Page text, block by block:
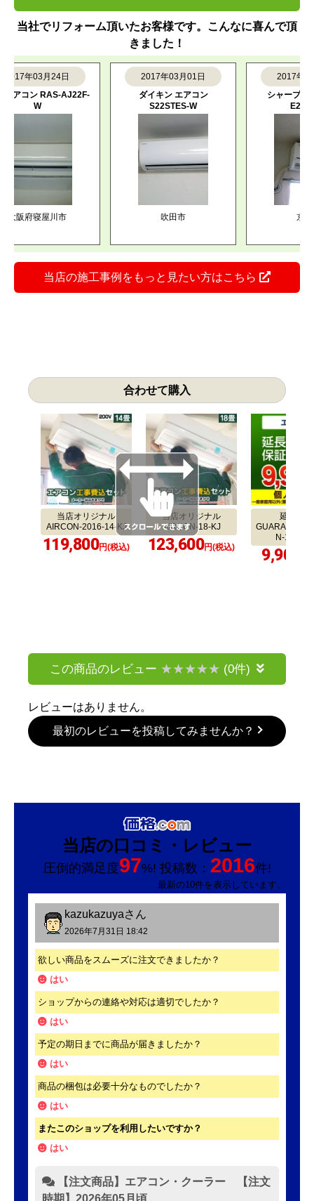
当社でリフォーム頂いたお客様です。こんなに喜んで頂
きました！
年03月24日
コン RAS-AJ22F-
府寝屋川市
2017年03月01日
ダイキン エアコン
S22STES-W
吹田市
2017年02月
シャープ エアコ
E22DH-W
京都市
当店の施工事例をもっと見たい方はこちら
合わせて購入
当店オリジナル
AIRCON-2016-14-KJ
119,800円(税込)
当店オリジナル
AIRCON-18-KJ
123,600円(税込)
延長保証
GUARANTEE-
N-
9,900
この商品のレビュー (0件)
レビューはありません。
最初のレビューを投稿してみませんか？
当店の口コミ・レビュー
圧倒的満足度97%! 投稿数： 2016件!
最新の10件を表示しています。
kazukazuyaさん
2026年7月31日 18:42
欲しい商品をスムーズに注文できましたか？
はい
ショップからの連絡や対応は適切でしたか？
はい
予定の期日までに商品が届きましたか？
はい
商品の梱包は必要十分なものでしたか？
はい
またこのショップを利用したいですか？
はい
【注文商品】エアコン・クーラー 【注文
時期】2026年05月頃